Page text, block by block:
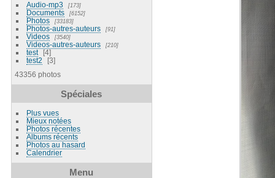
Audio-mp3 173
Documents 6152
Photos 33183
Photos-autres-auteurs 91
Videos 3540
Videos-autres-auteurs 210
test
4
test2
3
43356 photos
Spéciales
Plus vues
Mieux notées
Photos récentes
Albums récents
Photos au hasard
Calendrier
Menu